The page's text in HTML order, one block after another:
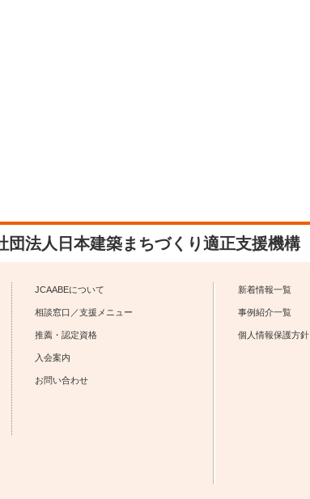
団法人日本建築まちづくり適正支援機構
JCAABEについて
相談窓口／支援メニュー
推薦・認定資格
入会案内
お問い合わせ
新着情報一覧
事例紹介一覧
個人情報保護方針